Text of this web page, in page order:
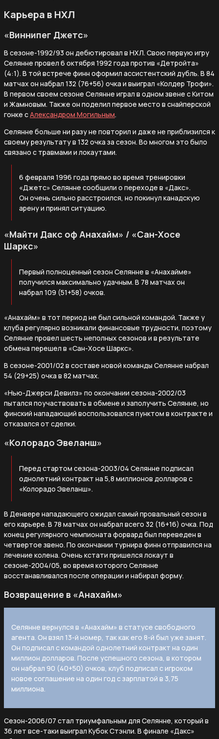
Карьера в НХЛ
«Виннипег Джетс»
В сезоне-1992/93 он дебютировал в НХЛ. Свою первую игру
Селянне провел 6 октября 1992 года против «Детройта»
(4:1). В той встрече финн оформил ассистентский дубль. В 84
матчах он набрал 132 (76+56) очка и выиграл «Колдер Трофи».
В первом своем сезоне Селянне играл в одном звене с Китом
и Жамновым. Также он поделил первое место в снайперской
гонке сАлександром Могильным.
Селянне больше ни разу не повторил и даже не приблизился к
своему результату в 132 очка за сезон. Во многом это было
связано с травмами и локаутами.
6 февраля 1996 года прямо во время тренировки
«Джетс» Селянне сообщили о переходе в «Дакс».
Он очень сильно расстроился, но покинул канадскую
арену и принял ситуацию.
«Майти Дакс оф Анахайм» / «Сан-Хосе
Шаркс»
Первый полноценный сезон Селянне в «Анахайме»
получился максимально удачным. В 78 матчах он
набрал 109 (51+58) очков.
«Анахайм» в тот период не был сильной командой. Также у
клуба регулярно возникали финансовые трудности, поэтому
Селянне провел шесть неполных сезонов и в результате
обмена перешел в «Сан-Хосе Шаркс».
В сезоне-2001/02 в составе новой команды Селянне набрал
54 (29+25) очка в 82 матчах.
«Нью-Джерси Девилз» по окончании сезона-2002/03
пытался поучаствовать в обмене и заполучить Селянне, но
финский нападающий воспользовался пунктом в контракте и
отказался от сделки.
«Колорадо Эвеланш»
Перед стартом сезона-2003/04 Селянне подписал
однолетний контракт на 5,8 миллионов долларов с
«Колорадо Эвеланш».
В Денвере нападающего ожидал самый провальный сезон в
его карьере. В 78 матчах он набрал всего 32 (16+16) очка. Под
конец регулярного чемпионата форвард был переведен в
четвертое звено. По окончании турнира финн отправился на
лечение колена. Очень кстати пришелся локаут в
сезоне-2004/05, во время которого Селянне
восстанавливался после операции и набирал форму.
Возвращение в «Анахайм»
Селянне вернулся в «Анахайм» в статусе свободного
агента. Он взял 13-й номер, так как его 8-й был уже занят.
Он подписал с командой однолетний контракт на один
миллион долларов. После успешного сезона, в котором
он набрал 90 (40+50) очков, клуб подписал с игроком
новое соглашение на один год с зарплатой в 3,75
миллиона.
Сезон-2006/07 стал триумфальным для Селянне, который в
36 лет все-таки выиграл Кубок Стэнли. В финале «Дакс»